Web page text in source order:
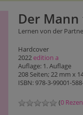
Der
Lernen von der
Hardcover
2022 edition a
Auflage: 1. Auflage
208 Seiten; 22 mm x
ISBN: 978-3-99001-
(0